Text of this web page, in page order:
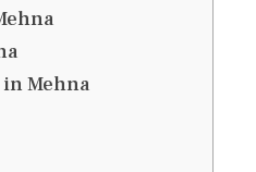
Mehna